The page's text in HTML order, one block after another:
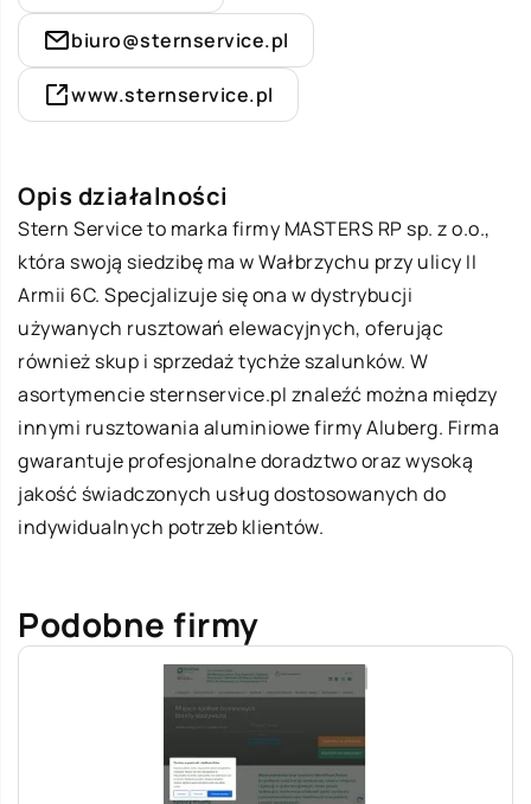
biuro@sternservice.pl
www.sternservice.pl
Opis działalności
Stern Serviceto marka firmy MASTERS RP sp. z o.o.,
która swoją siedzibę ma w Wałbrzychu przy ulicy II
Armii 6C. Specjalizuje się ona w dystrybucji
używanych rusztowań elewacyjnych, oferując
również skup i sprzedaż tychże szalunków. W
asortymencie sternservice.pl znaleźć można między
innymi rusztowania aluminiowe firmy Aluberg. Firma
gwarantuje profesjonalne doradztwo oraz wysoką
jakość świadczonych usług dostosowanych do
indywidualnych potrzeb klientów.
Podobne firmy